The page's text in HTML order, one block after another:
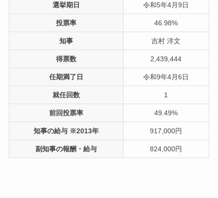
選挙期日 令和5年4月9日
投票率 46.98%
知事 吉村 洋文
得票数 2,439,444
任期満了日 令和9年4月6日
就任回数 1
前回投票率 49.49%
知事の給与 ※2013年 917,000円
副知事の報酬・給与 824,000円